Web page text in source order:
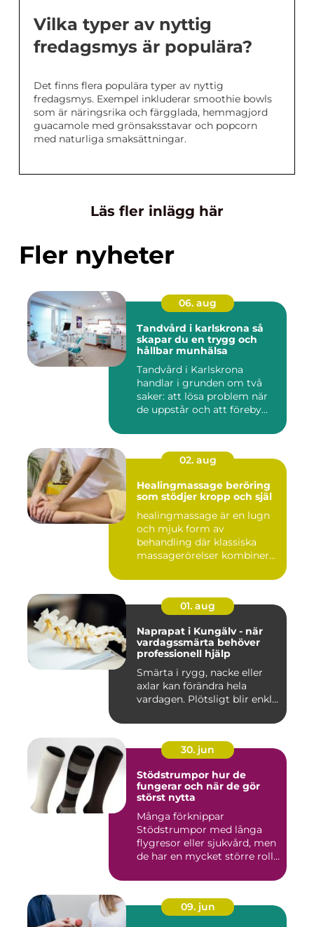
Vilka typer av nyttig
fredagsmys är populära?
Det finns flera populära typer av nyttig
fredagsmys. Exempel inkluderar smoothie bowls
som är näringsrika och färgglada, hemmagjord
guacamole med grönsaksstavar och popcorn
med naturliga smaksättningar.
Läs fler inlägg här
Fler nyheter
06. aug
Tandvård i karlskrona så
skapar du en trygg och
hållbar munhälsa
Tandvård i Karlskrona
handlar i grunden om två
saker: att lösa problem när
de uppstår och att föreby...
02. aug
Healingmassage beröring
som stödjer kropp och själ
healingmassage är en lugn
och mjuk form av
behandling där klassiska
massagerörelser kombineras
01. aug
Naprapat i Kungälv - när
vardagssmärta behöver
professionell hjälp
Smärta i rygg, nacke eller
axlar kan förändra hela
vardagen. Plötsligt blir enkl...
30. jun
Stödstrumpor hur de
fungerar och när de gör
störst nytta
Många förknippar
Stödstrumpor med långa
flygresor eller sjukvård, men
de har en mycket större roll
09. jun